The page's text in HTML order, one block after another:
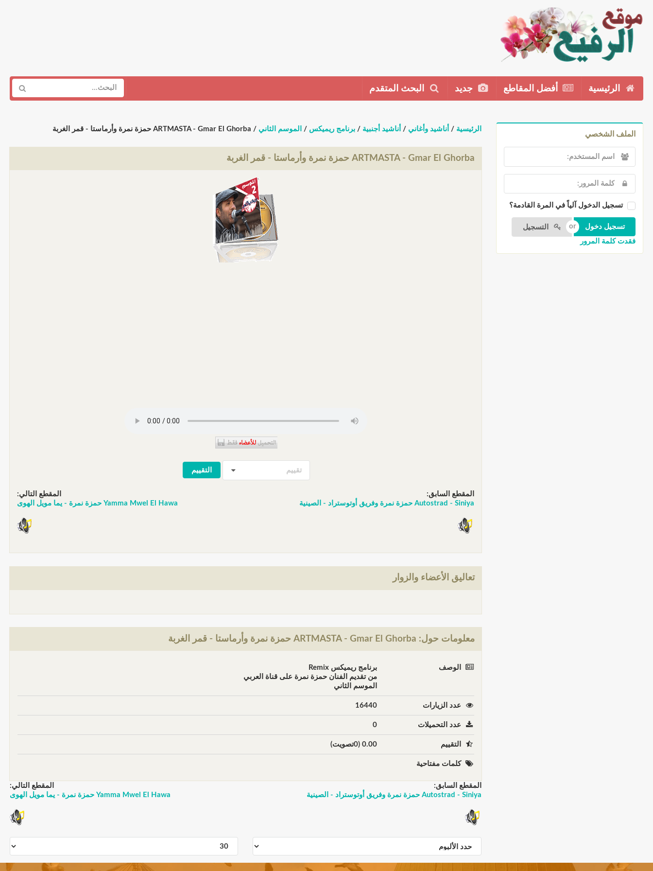
الرئيسية أفضل المقاطع جديد البحث المتقدم
الملف الشخصي
تسجيل الدخول آلياً في المرة القادمة؟
التسجيل
فقدت كلمة المرور
الرئيسية / أناشيد وأغاني / أناشيد أجنبية /برنامج ريميكس / الموسم الثاني / ARTMASTA - Gmar El Ghorba حمزة نمرة وأرماستا - قمر الغربة
ARTMASTA - Gmar El Ghorba حمزة نمرة وأرماستا - قمر الغربة
تقييم
المقطع السابق:
Autostrad - Siniya حمزة نمرة وفريق أوتوستراد - الصينية
المقطع التالي:
Yamma Mwel El Hawa حمزة نمرة - يما مويل الهوى
تعاليق الأعضاء والزوار
معلومات حول: ARTMASTA - Gmar El Ghorba حمزة نمرة وأرماستا - قمر الغربة
الوصف
برنامج ريميكس Remix
من تقديم الفنان حمزة نمرة على قناة العربي
الموسم الثاني
عدد الزيارات 16440
عدد التحميلات 0
التقييم 0.00 (0تصويت)
كلمات مفتاحية
المقطع السابق:
Autostrad - Siniya حمزة نمرة وفريق أوتوستراد - الصينية
المقطع التالي:
Yamma Mwel El Hawa حمزة نمرة - يما مويل الهوى